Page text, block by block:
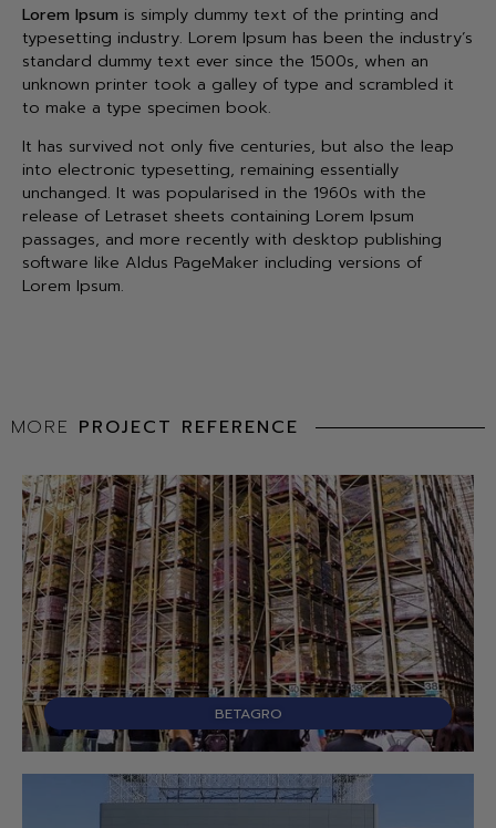
Lorem Ipsum is simply dummy text of the printing and
typesetting industry. Lorem Ipsum has been the industry’s
standard dummy text ever since the 1500s, when an
unknown printer took a galley of type and scrambled it
to make a type specimen book.
It has survived not only five centuries, but also the leap
into electronic typesetting, remaining essentially
unchanged. It was popularised in the 1960s with the
release of Letraset sheets containing Lorem Ipsum
passages, and more recently with desktop publishing
software like Aldus PageMaker including versions of
Lorem Ipsum.
MORE PROJECT REFERENCE
BETAGRO